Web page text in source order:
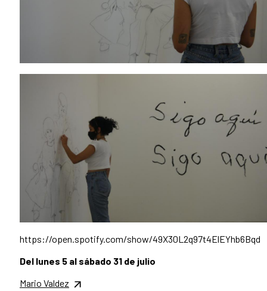
https://open.spotify.com/show/49X30L2q97t4ElEYhb6Bqd
Del lunes 5 al sábado 31 de julio
Mario Valdez